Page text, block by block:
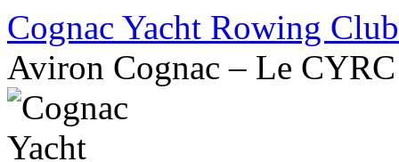
Cognac Yacht Rowing Club
Aviron Cognac – Le CYRC